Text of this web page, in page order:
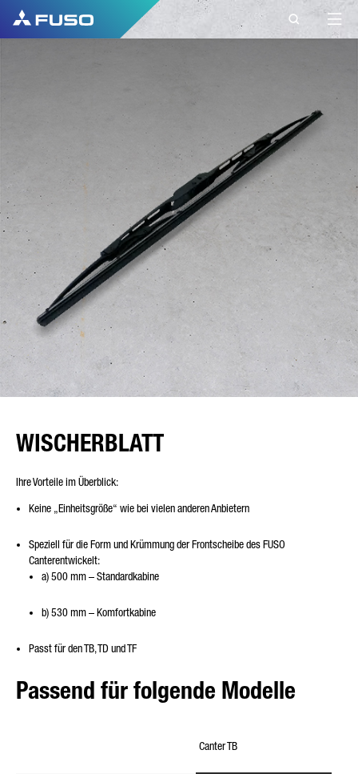
WISCHERBLATT
Ihre Vorteile im Überblick:
Keine „Einheitsgröße“ wie bei vielen anderen Anbietern
Speziell für die Form und Krümmung der Frontscheibe des FUSO
Canterentwickelt:
a) 500 mm – Standardkabine
b) 530 mm – Komfortkabine
Passt für den TB, TD und TF
Passend für folgende Modelle
Canter TB